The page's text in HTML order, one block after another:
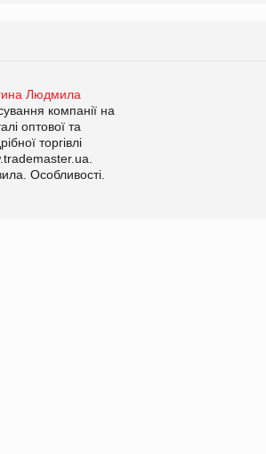
Людмила
компанії на
оптової та
торгівлі
Особливості.